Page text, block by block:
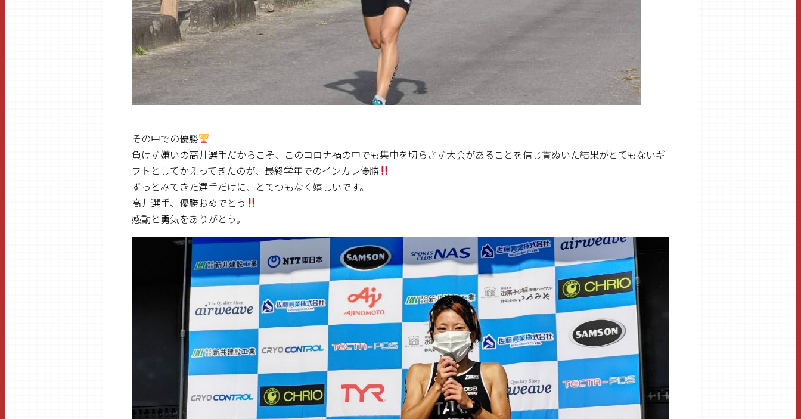
その中での優勝
負けず嫌いの高井選手だからこそ、このコロナ禍の中でも集中を切らさず大会があることを信じ貫ぬいた結果がとてもないギ
フトとしてかえってきたのが、最終学年でのインカレ優勝
ずっとみてきた選手だけに、とてつもなく嬉しいです。
高井選手、優勝おめでとう
感動と勇気をありがとう。